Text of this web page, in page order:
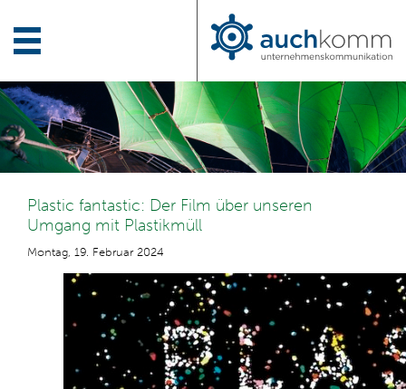
Plastic fantastic: Der Film über unseren
Umgang mit Plastikmüll
Montag, 19. Februar 2024